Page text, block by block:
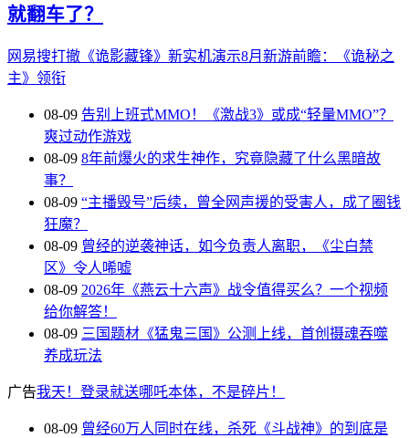
就翻车了？
网易搜打撤《诡影藏锋》新实机演示8月新游前瞻：《诡秘之
主》领衔
08-09 告别上班式MMO！《激战3》或成“轻量MMO”？
爽过动作游戏
08-09 8年前爆火的求生神作，究竟隐藏了什么黑暗故
事？
08-09 “主播毁号”后续，曾全网声援的受害人，成了圈钱
狂魔？
08-09 曾经的逆袭神话，如今负责人离职，《尘白禁
区》令人唏嘘
08-09 2026年《燕云十六声》战令值得买么？一个视频
给你解答！
08-09 三国题材《猛鬼三国》公测上线，首创摄魂吞噬
养成玩法
广告我天！登录就送哪吒本体，不是碎片！
08-09 曾经60万人同时在线，杀死《斗战神》的到底是